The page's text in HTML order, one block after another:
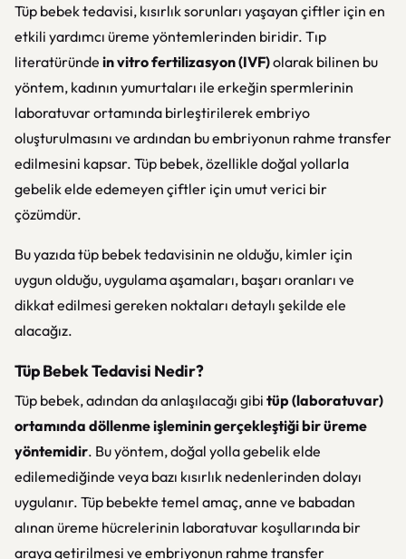
Tüp bebek tedavisi, kısırlık sorunları yaşayan çiftler için en
etkili yardımcı üreme yöntemlerinden biridir. Tıp
literatüründe in vitro fertilizasyon (IVF)olarak bilinen bu
yöntem, kadının yumurtaları ile erkeğin spermlerinin
laboratuvar ortamında birleştirilerek embriyo
oluşturulmasını ve ardından bu embriyonun rahme transfer
edilmesini kapsar. Tüp bebek, özellikle doğal yollarla
gebelik elde edemeyen çiftler için umut verici bir
çözümdür.
Bu yazıda tüp bebek tedavisinin ne olduğu, kimler için
uygun olduğu, uygulama aşamaları, başarı oranları ve
dikkat edilmesi gereken noktaları detaylı şekilde ele
alacağız.
Tüp Bebek Tedavisi Nedir?
Tüp bebek, adından da anlaşılacağı gibi tüp (laboratuvar)
ortamında döllenme işleminin gerçekleştiği bir üreme
yöntemidir. Bu yöntem, doğal yolla gebelik elde
edilemediğinde veya bazı kısırlık nedenlerinden dolayı
uygulanır. Tüp bebekte temel amaç, anne ve babadan
alınan üreme hücrelerinin laboratuvar koşullarında bir
araya getirilmesi ve embriyonun rahme transfer